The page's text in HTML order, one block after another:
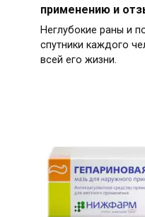
применению и
Неглубокие раны и
спутники каждого
всей его жизни.